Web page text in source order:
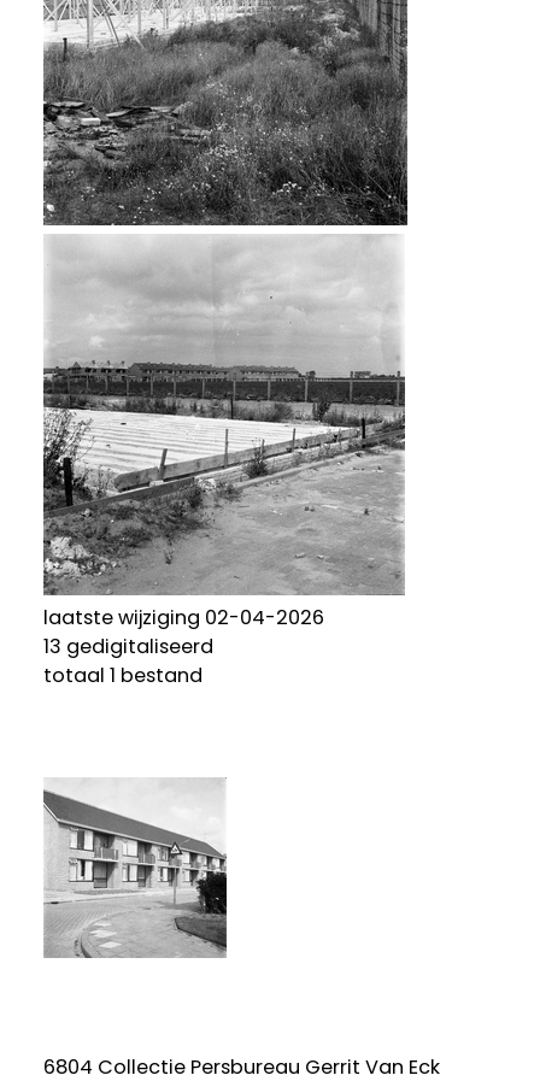
laatste wijziging 02-04-2026
13 gedigitaliseerd
totaal 1 bestand
6804 Collectie Persbureau Gerrit Van Eck